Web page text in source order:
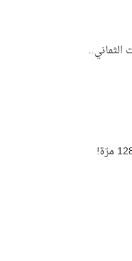
الثماني..